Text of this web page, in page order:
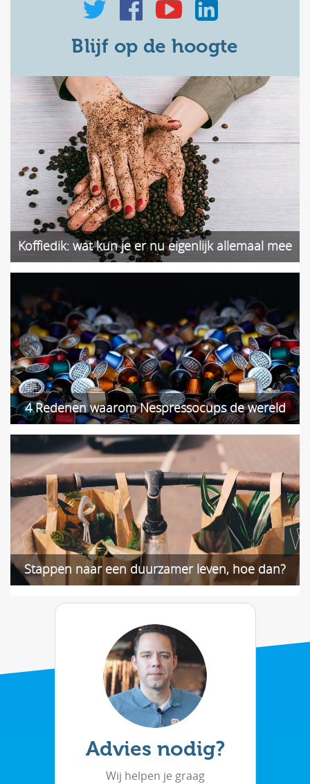
Blijf op de hoogte
Koffiedik: wat kun je er nu eigenlijk allemaal mee
doen?
4 Redenen waarom Nespressocups de wereld
kapot maken
Stappen naar een duurzamer leven, hoe dan?
Advies nodig?
Wij helpen je graag